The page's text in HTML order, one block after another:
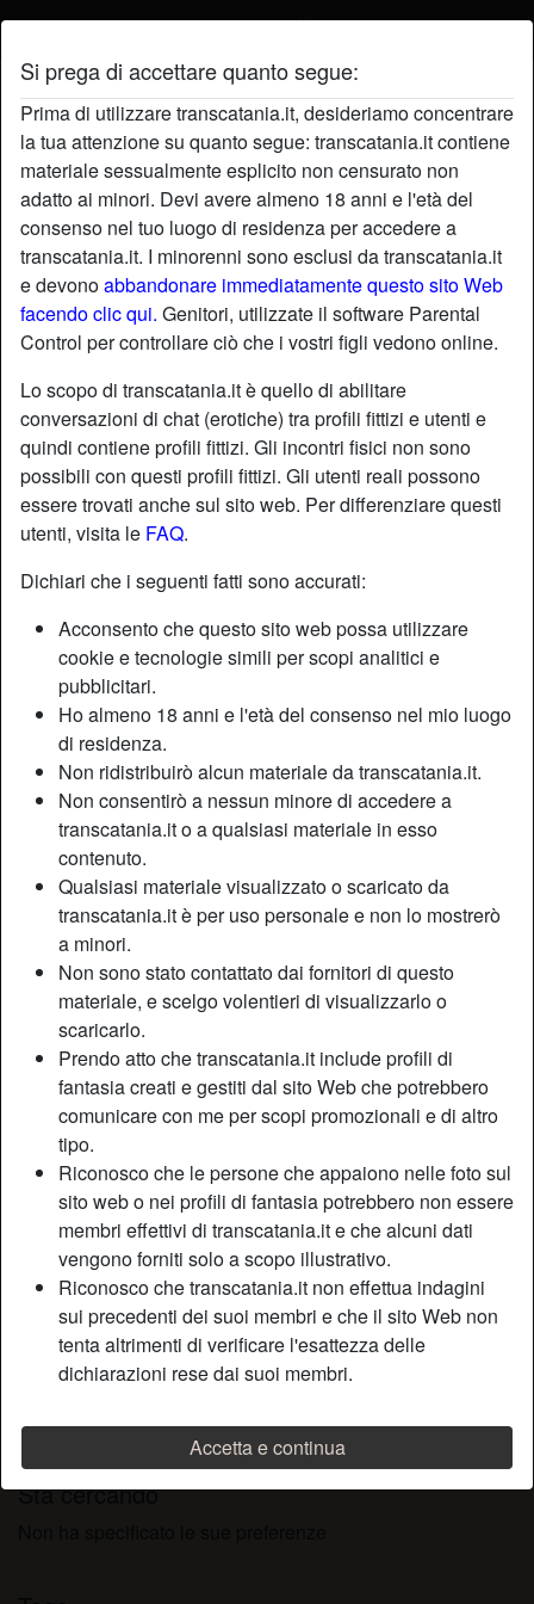
Si prega di accettare quanto segue:
Prima di utilizzare transcatania.it, desideriamo concentrare
la tua attenzione su quanto segue: transcatania.it contiene
materiale sessualmente esplicito non censurato non
adatto ai minori. Devi avere almeno 18 anni e l'età del
consenso nel tuo luogo di residenza per accedere a
transcatania.it. I minorenni sono esclusi da transcatania.it
e devonoabbandonare immediatamente questo sito Web
facendo clic qui. Genitori, utilizzate il software Parental
Control per controllare ciò che i vostri figli vedono online.
Lo scopo di transcatania.it è quello di abilitare
conversazioni di chat (erotiche) tra profili fittizi e utenti e
quindi contiene profili fittizi. Gli incontri fisici non sono
possibili con questi profili fittizi. Gli utenti reali possono
essere trovati anche sul sito web. Per differenziare questi
utenti, visita le FAQ.
Dichiari che i seguenti fatti sono accurati:
Acconsento che questo sito web possa utilizzare
cookie e tecnologie simili per scopi analitici e
pubblicitari.
Ho almeno 18 anni e l'età del consenso nel mio luogo
di residenza.
Non ridistribuirò alcun materiale da transcatania.it.
Non consentirò a nessun minore di accedere a
transcatania.it o a qualsiasi materiale in esso
contenuto.
Qualsiasi materiale visualizzato o scaricato da
transcatania.it è per uso personale e non lo mostrerò
a minori.
Non sono stato contattato dai fornitori di questo
materiale, e scelgo volentieri di visualizzarlo o
scaricarlo.
Prendo atto che transcatania.it include profili di
fantasia creati e gestiti dal sito Web che potrebbero
comunicare con me per scopi promozionali e di altro
tipo.
Riconosco che le persone che appaiono nelle foto sul
sito web o nei profili di fantasia potrebbero non essere
membri effettivi di transcatania.it e che alcuni dati
vengono forniti solo a scopo illustrativo.
Riconosco che transcatania.it non effettua indagini
sui precedenti dei suoi membri e che il sito Web non
tenta altrimenti di verificare l'esattezza delle
dichiarazioni rese dai suoi membri.
Accetta e continua
Profilo di Secret69
starAggiungi chatChatta adesso
Nickname:
Secret69
Età:
40
Paese:
Provincia:
Palermo
Sesso:
Sessualità:
Bisessuale
Relazione:
Single
Colore dei capelli:
Scuro
Colore degli occhi:
Depilata:
Sì
Fumatrice:
Sì
person_pin Descrizione
Sono una ragazza molto porcella ed amante dei video
porno amatoriali girati in casa. Ho creato il mio canale. Ti
piacerebbe guardami mentre mi spoglio completamente
Sta cercando